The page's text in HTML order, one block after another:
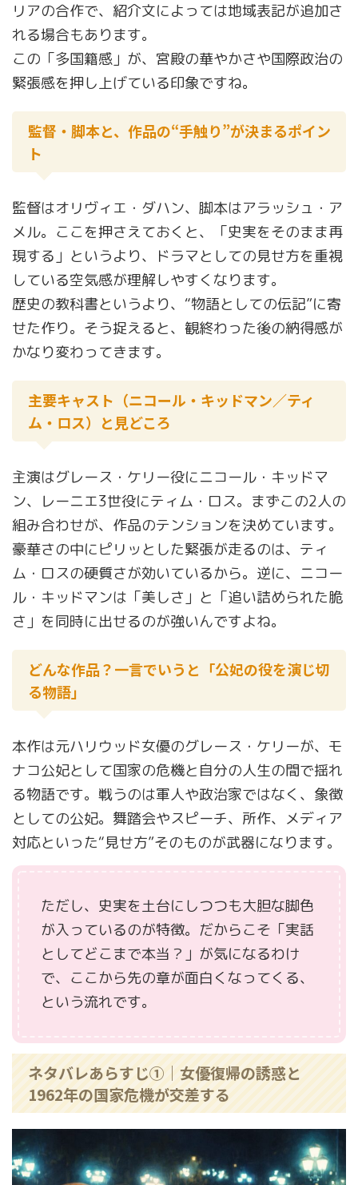
リアの合作で、紹介文によっては地域表記が追加さ
れる場合もあります。
この「多国籍感」が、宮殿の華やかさや国際政治の
緊張感を押し上げている印象ですね。
監督・脚本と、作品の“手触り”が決まるポイン
ト
監督はオリヴィエ・ダハン、脚本はアラッシュ・ア
メル。ここを押さえておくと、「史実をそのまま再
現する」というより、ドラマとしての見せ方を重視
している空気感が理解しやすくなります。
歴史の教科書というより、“物語としての伝記”に寄
せた作り。そう捉えると、観終わった後の納得感が
かなり変わってきます。
主要キャスト（ニコール・キッドマン／ティ
ム・ロス）と見どころ
主演はグレース・ケリー役にニコール・キッドマ
ン、レーニエ3世役にティム・ロス。まずこの2人の
組み合わせが、作品のテンションを決めています。
豪華さの中にピリッとした緊張が走るのは、ティ
ム・ロスの硬質さが効いているから。逆に、ニコー
ル・キッドマンは「美しさ」と「追い詰められた脆
さ」を同時に出せるのが強いんですよね。
どんな作品？一言でいうと「公妃の役を演じ切
る物語」
本作は元ハリウッド女優のグレース・ケリーが、モ
ナコ公妃として国家の危機と自分の人生の間で揺れ
る物語です。戦うのは軍人や政治家ではなく、象徴
としての公妃。舞踏会やスピーチ、所作、メディア
対応といった“見せ方”そのものが武器になります。
ただし、史実を土台にしつつも大胆な脚色
が入っているのが特徴。だからこそ「実話
としてどこまで本当？」が気になるわけ
で、ここから先の章が面白くなってくる、
という流れです。
ネタバレあらすじ①｜女優復帰の誘惑と
1962年の国家危機が交差する